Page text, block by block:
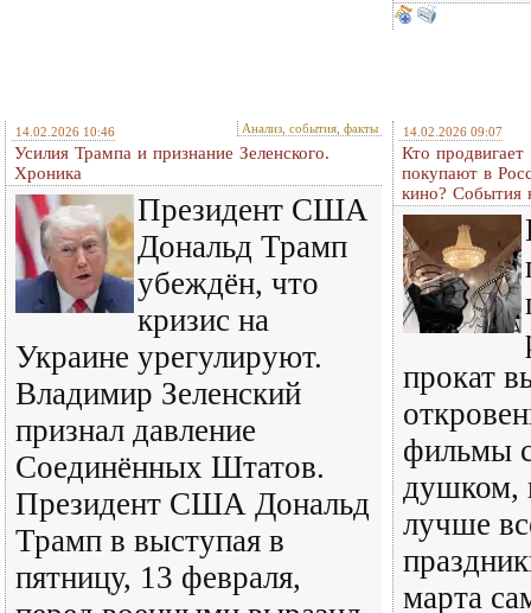
14.02.2026 10:46 Анализ, события, факты
Усилия Трампа и признание Зеленского.
Хроника
Президент США
Дональд Трамп
убеждён, что
кризис на
Украине урегулируют.
Владимир Зеленский
признал давление
Соединённых Штатов.
Президент США Дональд
Трамп в выступая в
пятницу, 13 февраля,
14.02.2026 09:07
Кто
покупают в
кино? События
прокат
фильмы
душком,
лучше
марта